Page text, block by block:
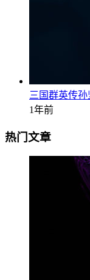
三国群英传孙
1年前
热门文章